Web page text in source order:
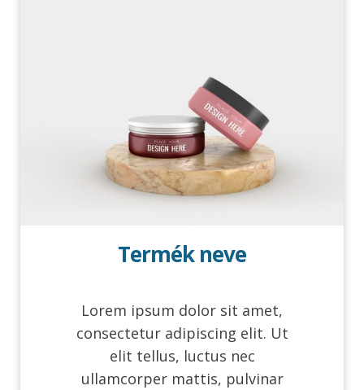
Termék neve
Lorem ipsum dolor sit amet,
consectetur adipiscing elit. Ut
elit tellus, luctus nec
ullamcorper mattis, pulvinar